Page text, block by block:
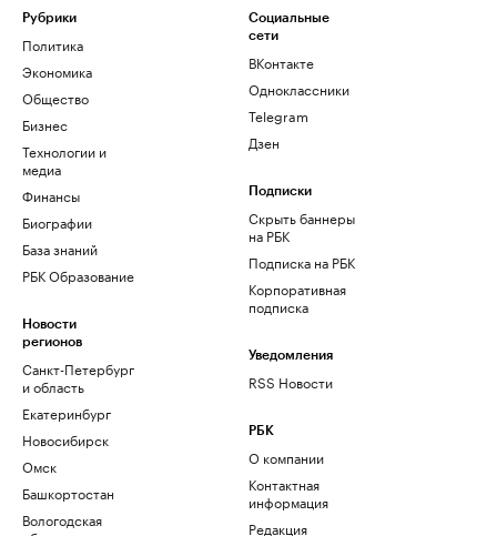
Рубрики
Политика
Экономика
Общество
Бизнес
Технологии и
медиа
Финансы
Биографии
База знаний
РБК Образование
Новости
регионов
Санкт-Петербург
и область
Екатеринбург
Новосибирск
Омск
Башкортостан
Вологодская
Социальные
сети
ВКонтакте
Одноклассники
Telegram
Дзен
Подписки
Скрыть баннеры
на РБК
Подписка на РБК
Корпоративная
подписка
Уведомления
RSS Новости
РБК
О компании
Контактная
информация
Редакция